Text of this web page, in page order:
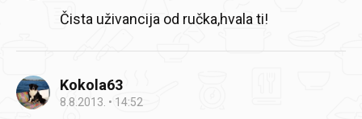
Čista uživancija od ručka,hvala ti!
Kokola63
8.8.2013. 14:52